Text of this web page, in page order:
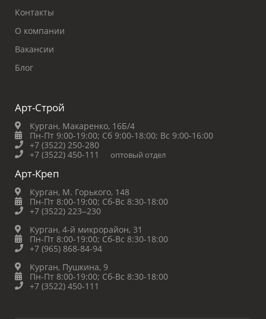
Контакты
О компании
Вакансии
Блог
Арт-Строй
Курган, Макаренко, 16Б/4
Пн-Пт 9:00-19:00; Сб 9:00-18:00; Вс 9:00-16:00
+7 (3522) 250-280
+7 (3522) 450-111
оптовый отдел
Арт-Креп
Курган, М. Горького, 148
Пн-Пт 8:00-19:00; Сб-Вс 8:30-18:00
+7 (3522) 223‒230
Курган, 4-й микрорайон, 31
Пн-Пт 8:00-19:00; Сб-Вс 8:30-18:00
+7 (965) 868-84-94
Курган, Пушкина, 9
Пн-Пт 8:00-19:00; Сб-Вс 8:30-18:00
+7 (3522) 450-111